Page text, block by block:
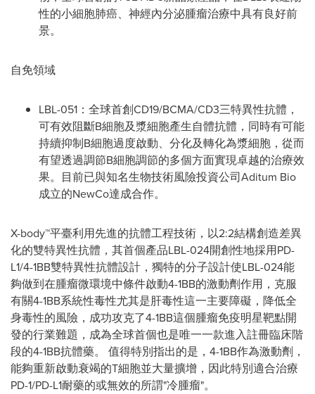
性的小細胞肺癌、神經內分泌腫瘤治療中具有良好前
景。
自免領域
LBL-051：全球首創CD19/BCMA/CD3三特異性抗體，
可有效阻斷B細胞及漿細胞產生自體抗體，同時有可能
持續抑制B細胞過度啟動、分化及轉化為漿細胞，從而
有望透過調節B細胞調節的多個方面實現卓越的治療效
果。目前已與知名生物技術風險投資公司Aditum Bio
成立的NewCo達成合作。
X-body™平臺利用先進的抗體工程技術，以2:2結構創造差異
化的雙特異性抗體，其首個產品LBL-024開創性地採用PD-
L1/4-1BB雙特異性抗體設計，獨特的分子設計使LBL-024能
夠做到在腫瘤微環境中條件啟動4-1BB的激動劑作用，克服
有關4-1BB系統性毒性尤其是肝毒性這一主要障礙，降低全
身毒性的風險，成功攻克了4-1BB這個腫瘤免疫明星靶點開
發的行業難題，成為全球首個也是唯一一款進入註冊臨床階
段的4-1BB抗體藥。 值得特別指出的是，4-1BB作為激動劑，
能夠重新啟動衰竭的T細胞並大量擴增，因此特別適合治療
PD-1/PD-L1耐藥的或無效的所謂"冷腫瘤"。